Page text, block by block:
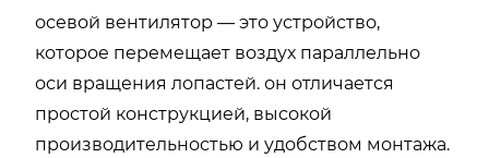
осевой вентилятор — это устройство,
которое перемещает воздух параллельно
оси вращения лопастей. он отличается
простой конструкцией, высокой
производительностью и удобством монтажа.